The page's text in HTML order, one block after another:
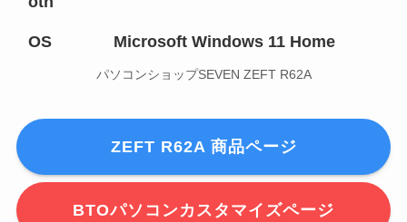
OS Microsoft Windows 11 Home
パソコンショップSEVEN ZEFT R62A
ZEFT R62A 商品ページ
BTOパソコンカスタマイズページ